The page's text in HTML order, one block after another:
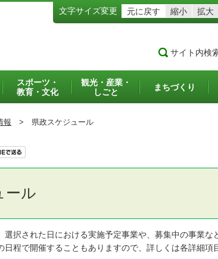
文字サイズ変更 元に戻す 縮小 拡大
サイト内検
スポーツ・
教育・文化
観光・産業・
しごと
まちづくり
報 > 県政スケジュール
ール
択された日における実施予定事業や、募集中の事業な
程で開催することもありますので、詳しくは各詳細項